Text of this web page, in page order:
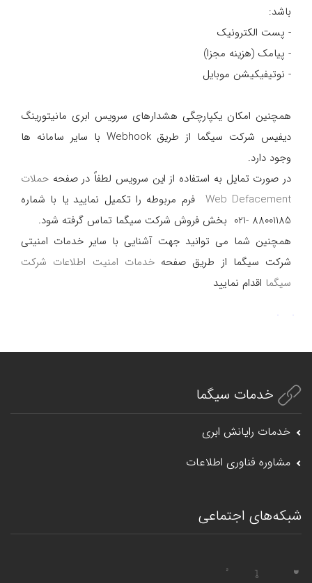
باشد:
- پست الکترونیک
- پیامک (هزینه مجزا)
- نوتیفیکیشن موبایل
همچنین امکان یکپارچگی هشدارهای سرویس ابری مانیتورینگ
دیفیس شرکت سیگما از طریق Webhook با سایر سامانه ها
وجود دارد.
در صورت تمایل به استفاده از این سرویس لطفاً در صفحه حملات
Web Defacement
فرم مربوطه را تکمیل نمایید یا با شماره
88001185 -021 بخش فروش شرکت سیگما تماس گرفته شود.
همچنین شما می توانید جهت آشنایی با سایر خدمات امنیتی
شرکت سیگما از طریق صفحهخدمات امنیت اطلاعات شرکت
سیگما اقدام نمایید
خدمات سیگما
خدمات رایانش ابری
مشاوره فناوری اطلاعات
شبکه‌های اجتماعی